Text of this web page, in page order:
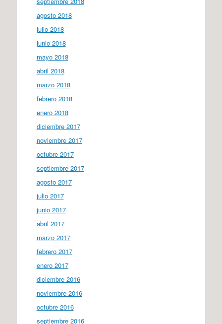
agosto 2018
julio 2018
junio 2018
mayo 2018
abril 2018
marzo 2018
febrero 2018
enero 2018
diciembre 2017
noviembre 2017
octubre 2017
septiembre 2017
agosto 2017
julio 2017
junio 2017
abril 2017
marzo 2017
febrero 2017
enero 2017
diciembre 2016
noviembre 2016
octubre 2016
septiembre 2016